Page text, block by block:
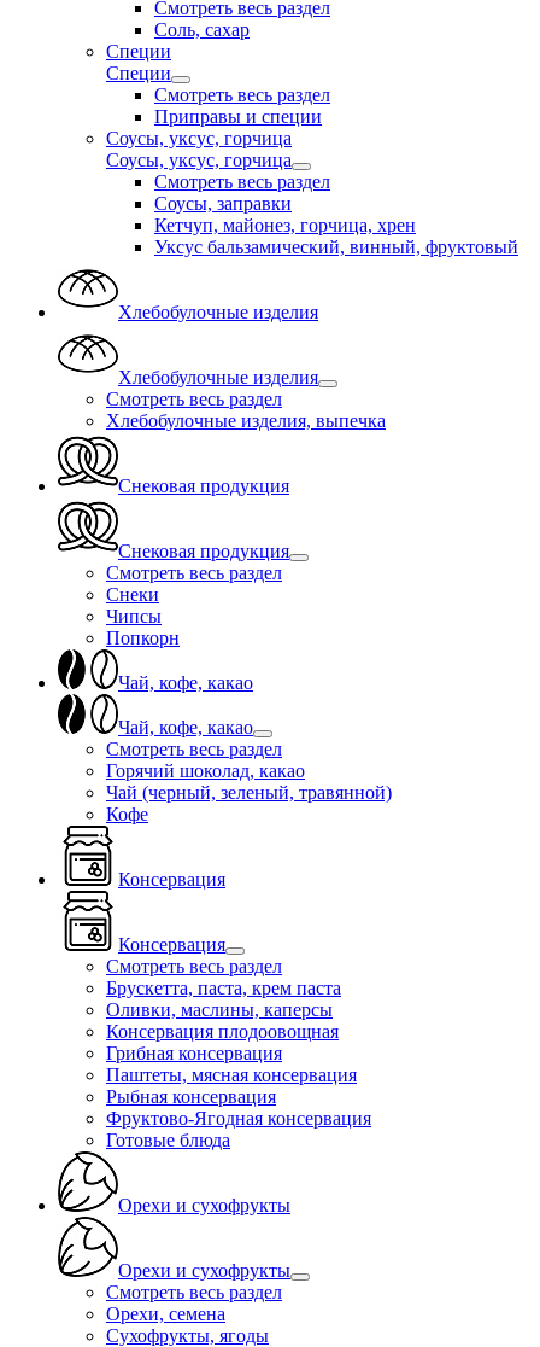
Смотреть весь раздел
Соль, сахар
Специи
Специи
Смотреть весь раздел
Приправы и специи
Соусы, уксус, горчица
Соусы, уксус, горчица
Смотреть весь раздел
Соусы, заправки
Кетчуп, майонез, горчица, хрен
Уксус бальзамический, винный, фруктовый
Хлебобулочные изделия
Хлебобулочные изделия
Смотреть весь раздел
Хлебобулочные изделия, выпечка
Снековая продукция
Снековая продукция
Смотреть весь раздел
Снеки
Чипсы
Попкорн
Чай, кофе, какао
Чай, кофе, какао
Смотреть весь раздел
Горячий шоколад, какао
Чай (черный, зеленый, травянной)
Кофе
Консервация
Консервация
Смотреть весь раздел
Брускетта, паста, крем паста
Оливки, маслины, каперсы
Консервация плодоовощная
Грибная консервация
Паштеты, мясная консервация
Рыбная консервация
Фруктово-Ягодная консервация
Готовые блюда
Орехи и сухофрукты
Орехи и сухофрукты
Смотреть весь раздел
Орехи, семена
Сухофрукты, ягоды